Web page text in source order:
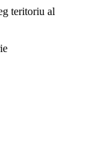
teritoriu al